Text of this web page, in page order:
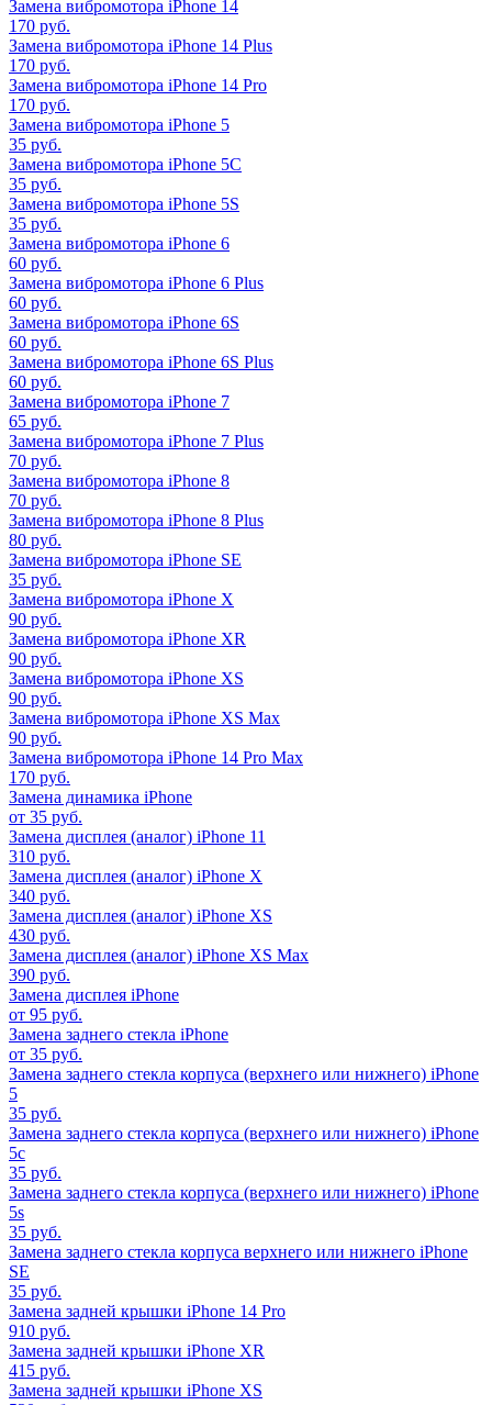
Замена вибромотора iPhone 14
170 руб.
Замена вибромотора iPhone 14 Plus
170 руб.
Замена вибромотора iPhone 14 Pro
170 руб.
Замена вибромотора iPhone 5
35 руб.
Замена вибромотора iPhone 5C
35 руб.
Замена вибромотора iPhone 5S
35 руб.
Замена вибромотора iPhone 6
60 руб.
Замена вибромотора iPhone 6 Plus
60 руб.
Замена вибромотора iPhone 6S
60 руб.
Замена вибромотора iPhone 6S Plus
60 руб.
Замена вибромотора iPhone 7
65 руб.
Замена вибромотора iPhone 7 Plus
70 руб.
Замена вибромотора iPhone 8
70 руб.
Замена вибромотора iPhone 8 Plus
80 руб.
Замена вибромотора iPhone SE
35 руб.
Замена вибромотора iPhone X
90 руб.
Замена вибромотора iPhone XR
90 руб.
Замена вибромотора iPhone XS
90 руб.
Замена вибромотора iPhone XS Max
90 руб.
Замена вибромотора iPhone 14 Pro Max
170 руб.
Замена динамика iPhone
от 35 руб.
Замена дисплея (аналог) iPhone 11
310 руб.
Замена дисплея (аналог) iPhone X
340 руб.
Замена дисплея (аналог) iPhone XS
430 руб.
Замена дисплея (аналог) iPhone XS Max
390 руб.
Замена дисплея iPhone
от 95 руб.
Замена заднего стекла iPhone
от 35 руб.
Замена заднего стекла корпуса (верхнего или нижнего) iPhone
5
35 руб.
Замена заднего стекла корпуса (верхнего или нижнего) iPhone
5c
35 руб.
Замена заднего стекла корпуса (верхнего или нижнего) iPhone
5s
35 руб.
Замена заднего стекла корпуса верхнего или нижнего iPhone
SE
35 руб.
Замена задней крышки iPhone 14 Pro
910 руб.
Замена задней крышки iPhone XR
415 руб.
Замена задней крышки iPhone XS